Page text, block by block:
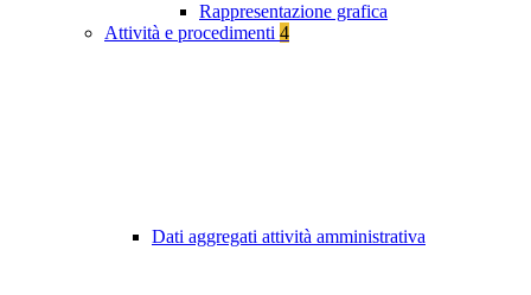
Rappresentazione grafica
Attività e procedimenti 4
Dati aggregati attività amministrativa